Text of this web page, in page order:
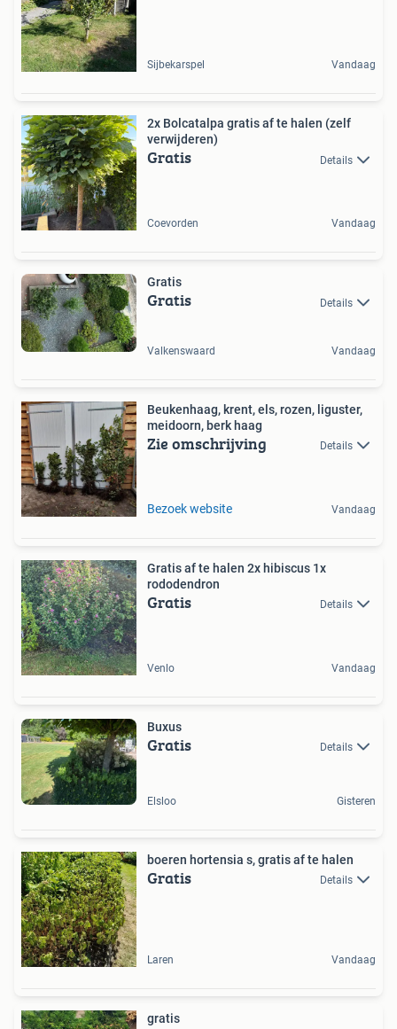
Sijbekarspel Vandaag
2x Bolcatalpa gratis af te halen (zelf
verwijderen)
Gratis Details
Coevorden Vandaag
Gratis
Gratis Details
Valkenswaard Vandaag
Beukenhaag, krent, els, rozen, liguster,
meidoorn, berk haag
Zie omschrijving Details
Bezoek website Vandaag
Gratis af te halen 2x hibiscus 1x
rododendron
Gratis Details
Venlo Vandaag
Buxus
Gratis Details
Elsloo Gisteren
boeren hortensia s, gratis af te halen
Gratis Details
Laren Vandaag
gratis